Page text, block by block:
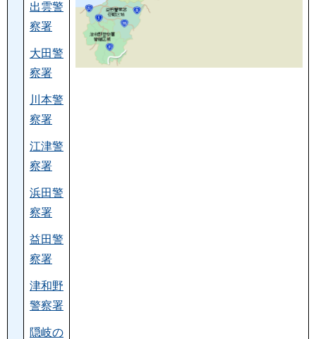
出雲警
察署
大田警
察署
川本警
察署
江津警
察署
浜田警
察署
益田警
察署
津和野
警察署
隠岐の